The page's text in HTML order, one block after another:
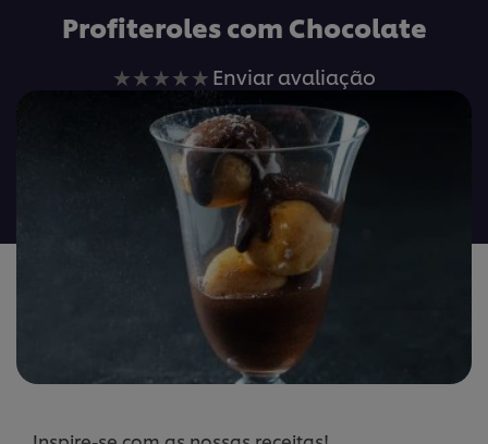
Profiteroles com Chocolate
Nenhuma
avaliação
enviada
para
este
recipe
Enviar avaliação